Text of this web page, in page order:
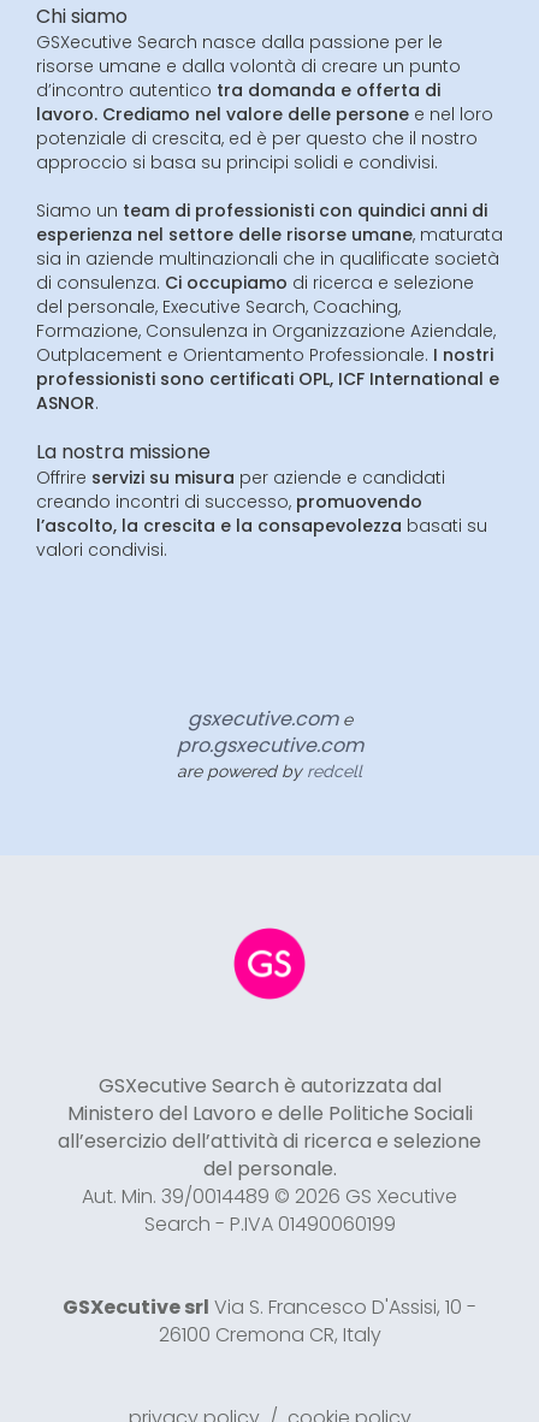
Chi siamo
GSXecutive Search nasce dalla passione per le
risorse umane e dalla volontà di creare un punto
d’incontro autentico tra domanda e offerta di
lavoro. Crediamo nel valore delle persone e nel loro
potenziale di crescita, ed è per questo che il nostro
approccio si basa su principi solidi e condivisi.
Siamo un team di professionisti con quindici anni di
esperienza nel settore delle risorse umane, maturata
sia in aziende multinazionali che in qualificate società
di consulenza. Ci occupiamo di ricerca e selezione
del personale, Executive Search, Coaching,
Formazione, Consulenza in Organizzazione Aziendale,
Outplacement e Orientamento Professionale. I nostri
professionisti sono certificati OPL, ICF International e
ASNOR.
La nostra missione
Offrire servizi su misura per aziende e candidati
creando incontri di successo, promuovendo
l’ascolto, la crescita e la consapevolezza basati su
valori condivisi.
gsxecutive.come
pro.gsxecutive.com
are powered by redcell
GSXecutive Search è autorizzata dal
Ministero del Lavoro e delle Politiche Sociali
all’esercizio dell’attività di ricerca e selezione
del personale.
Aut. Min. 39/0014489 © 2026 GS Xecutive
Search - P.IVA 01490060199
GSXecutive srl Via S. Francesco D'Assisi, 10 -
26100 Cremona CR, Italy